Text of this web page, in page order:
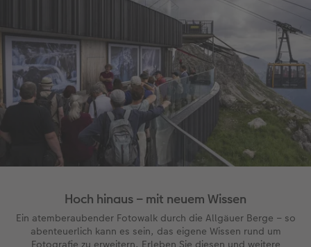
Hoch hinaus – mit neuem Wissen
Ein atemberaubender Fotowalk durch die Allgäuer Berge – so
abenteuerlich kann es sein, das eigene Wissen rund um